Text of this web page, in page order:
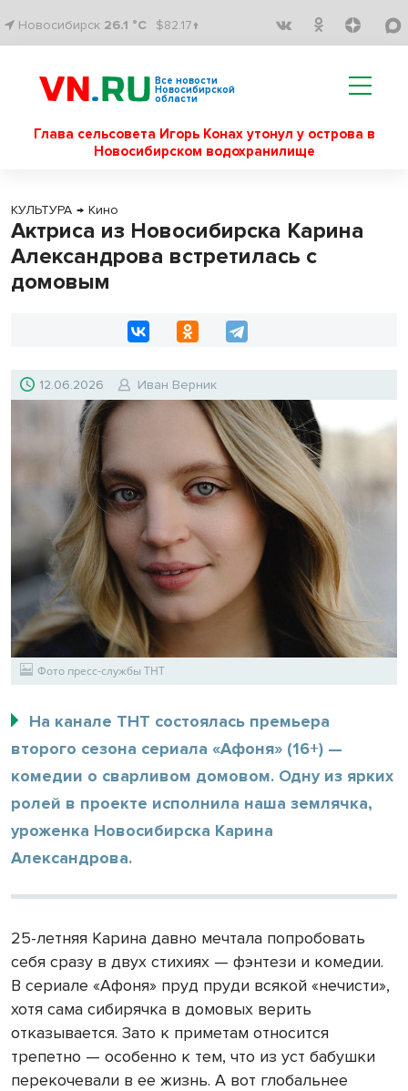
Новосибирск 26.1 °C $82.17↑
Все новости
Новосибирской
области
Глава сельсовета Игорь Конах утонул у острова в
Новосибирском водохранилище
КУЛЬТУРА → Кино
Актриса из Новосибирска Карина
Александрова встретилась с
домовым
12.06.2026 Иван Верник
Фото пресс-службы ТНТ
На канале ТНТ состоялась премьера
второго сезона сериала «Афоня» (16+) —
комедии о сварливом домовом. Одну из ярких
ролей в проекте исполнила наша землячка,
уроженка Новосибирска Карина
Александрова.
25-летняя Карина давно мечтала попробовать
себя сразу в двух стихиях — фэнтези и комедии.
В сериале «Афоня» пруд пруди всякой «нечисти»,
хотя сама сибирячка в домовых верить
отказывается. Зато к приметам относится
трепетно — особенно к тем, что из уст бабушки
перекочевали в ее жизнь. А вот глобальнее